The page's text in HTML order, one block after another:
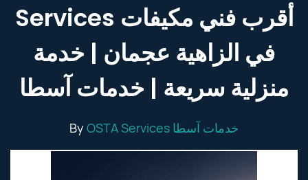
Services أقرب فني مكيفات
في الزاهية عجمان | خدمة
منزلية سريعة | خدمات آسطا
By OSTA Services خدمات آسطا